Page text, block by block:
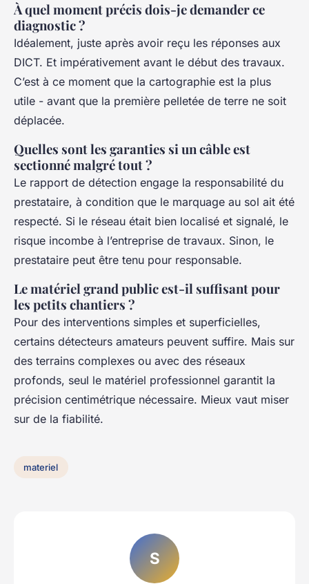
À quel moment précis dois-je demander ce
diagnostic ?
Idéalement, juste après avoir reçu les réponses aux
DICT. Et impérativement avant le début des travaux.
C’est à ce moment que la cartographie est la plus
utile - avant que la première pelletée de terre ne soit
déplacée.
Quelles sont les garanties si un câble est
sectionné malgré tout ?
Le rapport de détection engage la responsabilité du
prestataire, à condition que le marquage au sol ait été
respecté. Si le réseau était bien localisé et signalé, le
risque incombe à l’entreprise de travaux. Sinon, le
prestataire peut être tenu pour responsable.
Le matériel grand public est-il suffisant pour
les petits chantiers ?
Pour des interventions simples et superficielles,
certains détecteurs amateurs peuvent suffire. Mais sur
des terrains complexes ou avec des réseaux
profonds, seul le matériel professionnel garantit la
précision centimétrique nécessaire. Mieux vaut miser
sur de la fiabilité.
materiel
S